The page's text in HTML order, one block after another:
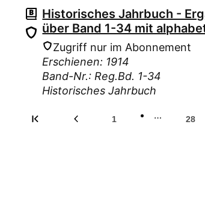
Historisches Jahrbuch -
über Band 1-34 mit
Zugriff nur im Abonnement
Erschienen: 1914
Band-Nr.: Reg.Bd. 1-34
Historisches Jahrbuch
1 … 28